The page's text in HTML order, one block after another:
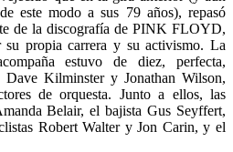
este modo a sus 79 años), repasó
de la discografía de PINK FLOYD,
propia carrera y su activismo. La
estuvo de diez, perfecta,
Dave Kilminster y Jonathan Wilson,
de orquesta. Junto a ellos, las
Belair, el bajista Gus Seyffert,
Robert Walter y Jon Carin, y el